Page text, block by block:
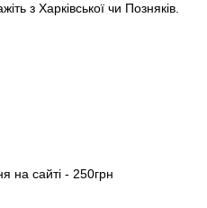
з Харківської чи Позняків.
на сайті - 250грн